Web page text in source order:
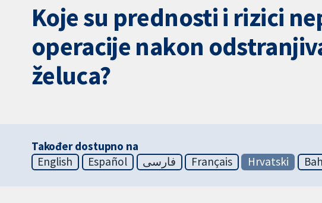
Koje su prednosti i rizici
operacije nakon
želuca?
Također dostupno na
English
Español فارسی Français Hrvatski